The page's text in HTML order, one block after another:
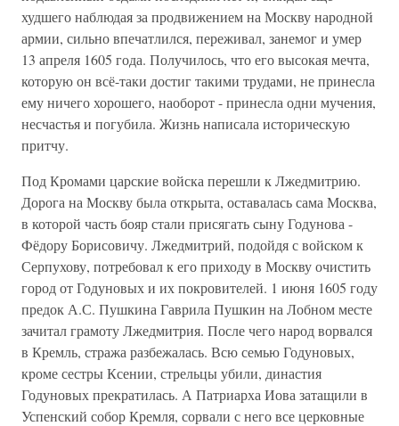
худшего наблюдая за продвижением на Москву народной
армии, сильно впечатлился, переживал, занемог и умер
13 апреля 1605 года. Получилось, что его высокая мечта,
которую он всё-таки достиг такими трудами, не принесла
ему ничего хорошего, наоборот - принесла одни мучения,
несчастья и погубила. Жизнь написала историческую
притчу.
Под Кромами царские войска перешли к Лжедмитрию.
Дорога на Москву была открыта, оставалась сама Москва,
в которой часть бояр стали присягать сыну Годунова -
Фёдору Борисовичу. Лжедмитрий, подойдя с войском к
Серпухову, потребовал к его приходу в Москву очистить
город от Годуновых и их покровителей. 1 июня 1605 году
предок А.С. Пушкина Гаврила Пушкин на Лобном месте
зачитал грамоту Лжедмитрия. После чего народ ворвался
в Кремль, стража разбежалась. Всю семью Годуновых,
кроме сестры Ксении, стрельцы убили, династия
Годуновых прекратилась. А Патриарха Иова затащили в
Успенский собор Кремля, сорвали с него все церковные